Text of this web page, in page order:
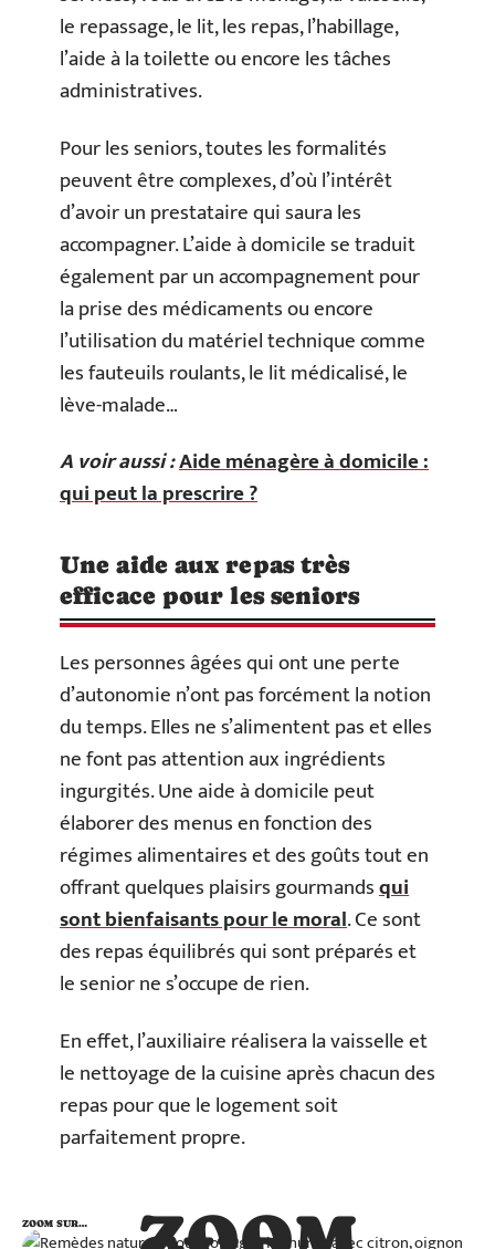
le repassage, le lit, les repas, l’habillage,
l’aide à la toilette ou encore les tâches
administratives.
Pour les seniors, toutes les formalités
peuvent être complexes, d’où l’intérêt
d’avoir un prestataire qui saura les
accompagner. L’aide à domicile se traduit
également par un accompagnement pour
la prise des médicaments ou encore
l’utilisation du matériel technique comme
les fauteuils roulants, le lit médicalisé, le
lève-malade…
A voir aussi :Aide ménagère à domicile :
qui peut la prescrire ?
Une aide aux repas très
efficace pour les seniors
Les personnes âgées qui ont une perte
d’autonomie n’ont pas forcément la notion
du temps. Elles ne s’alimentent pas et elles
ne font pas attention aux ingrédients
ingurgités. Une aide à domicile peut
élaborer des menus en fonction des
régimes alimentaires et des goûts tout en
offrant quelques plaisirs gourmandsqui
sont bienfaisants pour le moral. Ce sont
des repas équilibrés qui sont préparés et
le senior ne s’occupe de rien.
En effet, l’auxiliaire réalisera la vaisselle et
le nettoyage de la cuisine après chacun des
repas pour que le logement soit
parfaitement propre.
ZOOM SUR…